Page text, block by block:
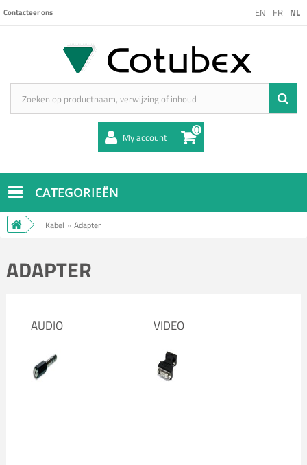
EN FR NL
Contacteer ons
My account 0
CATEGORIEËN
Kabel » Adapter
ADAPTER
AUDIO VIDEO